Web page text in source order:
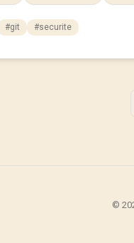
#git #securite
©